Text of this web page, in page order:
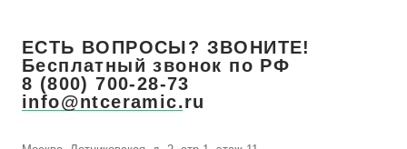
ЕСТЬ ВОПРОСЫ? ЗВОНИТЕ!
Бесплатный звонок по РФ
8 (800) 700-28-73
info@ntceramic.ru